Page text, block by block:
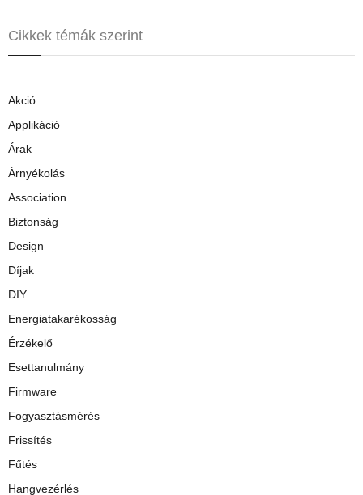
Cikkek témák szerint
Akció
Applikáció
Árak
Árnyékolás
Association
Biztonság
Design
Díjak
DIY
Energiatakarékosság
Érzékelő
Esettanulmány
Firmware
Fogyasztásmérés
Frissítés
Fűtés
Hangvezérlés